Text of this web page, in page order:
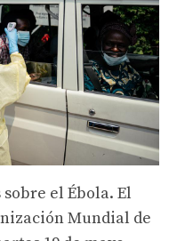
el Ébola. El
Mundial de